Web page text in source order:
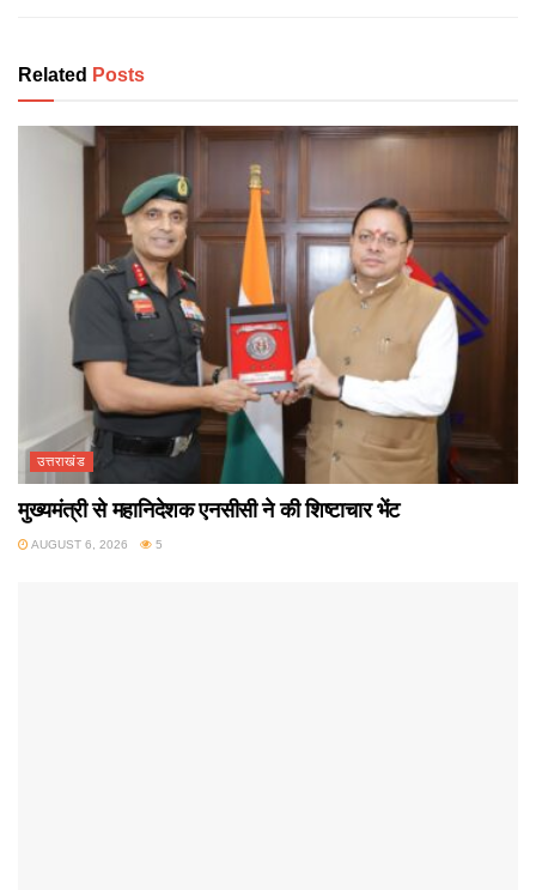
Related Posts
उत्तराखंड
मुख्यमंत्री से महानिदेशक एनसीसी ने की शिष्टाचार भेंट
AUGUST 6, 2026 5